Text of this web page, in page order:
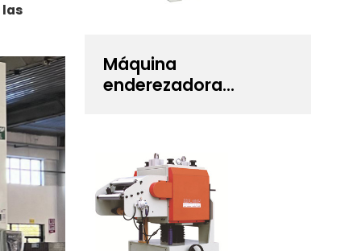
las
Máquina
enderezadora
precisión